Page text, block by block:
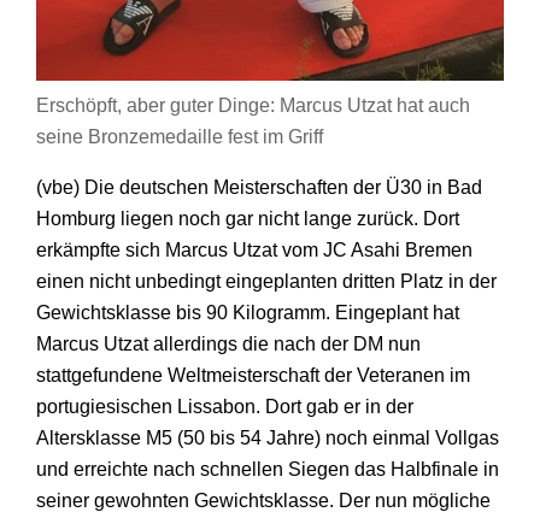
Erschöpft, aber guter Dinge: Marcus Utzat hat auch
seine Bronzemedaille fest im Griff
(vbe) Die deutschen Meisterschaften der Ü30 in Bad
Homburg liegen noch gar nicht lange zurück. Dort
erkämpfte sich Marcus Utzat vom JC Asahi Bremen
einen nicht unbedingt eingeplanten dritten Platz in der
Gewichtsklasse bis 90 Kilogramm. Eingeplant hat
Marcus Utzat allerdings die nach der DM nun
stattgefundene Weltmeisterschaft der Veteranen im
portugiesischen Lissabon. Dort gab er in der
Altersklasse M5 (50 bis 54 Jahre) noch einmal Vollgas
und erreichte nach schnellen Siegen das Halbfinale in
seiner gewohnten Gewichtsklasse. Der nun mögliche